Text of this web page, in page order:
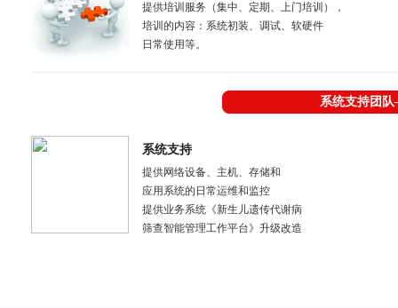
提供培训服务（集中、定期、上门培训），
培训的内容：系统初装、调试、软硬件
日常使用等。
系统支持团
系统支持
提供网络设备、主机、存储和
应用系统的日常运维和监控
提供业务系统《新生儿遗传代谢病
筛查智能管理工作平台》升级改造